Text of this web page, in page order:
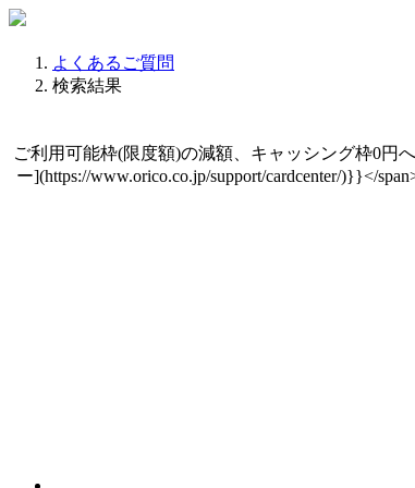
よくあるご質問
検索結果
ご利用可能枠(限度額)の減額、キャッシング枠0円
ー](https://www.orico.co.jp/support/cardcenter/)}}</